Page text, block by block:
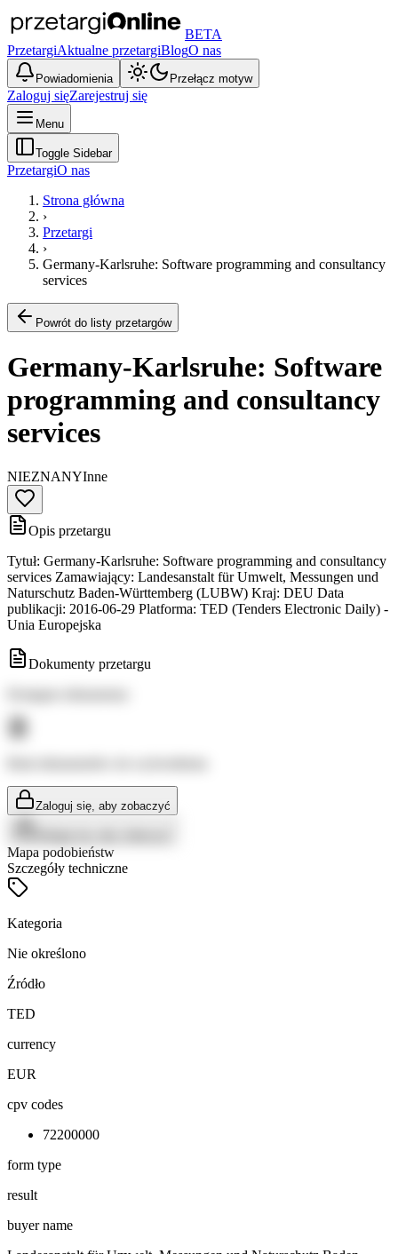
BETA
PrzetargiAktualne przetargiBlogO nas
Powiadomienia Przełącz motyw
Zaloguj sięZarejestruj się
Menu
Toggle Sidebar
PrzetargiO nas
Strona główna
›
Przetargi
›
Germany-Karlsruhe: Software programming and consultancy
services
Powrót do listy przetargów
Germany-Karlsruhe: Software
programming and consultancy
services
NIEZNANYInne
Opis przetargu
Tytuł: Germany-Karlsruhe: Software programming and consultancy
services Zamawiający: Landesanstalt für Umwelt, Messungen und
Naturschutz Baden-Württemberg (LUBW) Kraj: DEU Data
publikacji: 2016-06-29 Platforma: TED (Tenders Electronic Daily) -
Unia Europejska
Dokumenty przetargu
Zaloguj się, aby zobaczyć
Mapa podobieństw
Szczegóły techniczne
Kategoria
Nie określono
Źródło
TED
currency
EUR
cpv codes
72200000
form type
result
buyer name